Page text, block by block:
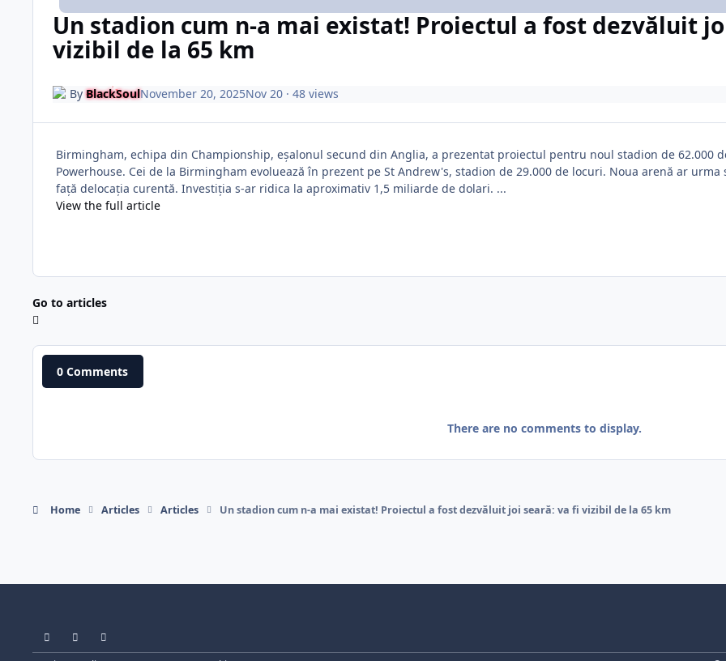
Un stadion cum n-a mai existat! Proiectul a fost dezvăluit
vizibil de la 65 km
ByBlackSoulNovember 20, 2025Nov 20· 48 views
Birmingham, echipa din Championship, eșalonul secund din Anglia, a prezentat proiectul pentru noul stadion de 62.000
Powerhouse. Cei de la Birmingham evoluează în prezent pe St Andrew's, stadion de 29.000 de locuri. Noua arenă ar
față delocația curentă. Investiția s-ar ridica la aproximativ 1,5 miliarde de dolari. ...
View the full article
Go to articles
0 Comments
There are no comments to display.
Home Articles Articles Un stadion cum n-a mai existat! Proiectul a fost dezvăluit joi seară: va fi vizibil de la 65 km
Light ModeDark ModeSystem Preference